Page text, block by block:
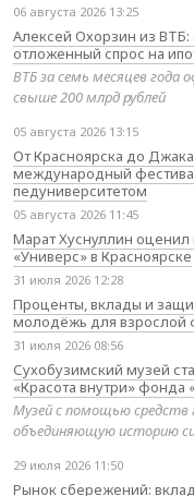
06 августа 2026 13:25
Алексей Охорзин из ВТБ:
отложенный спрос на
ВТБ за семь месяцев года
свыше 200 млрд рублей
05 августа 2026 13:15
От Красноярска до
международный
педуниверситетом
05 августа 2026 11:45
Марат Хуснуллин
«Универс» в Красноярске
31 июля 2026 12:28
Проценты, вклады и
молодёжь для взрослой
31 июля 2026 08:56
Сухобузимский музей
«Красота внутри» фонда
Музей с помощью средств
объединяющую историю
29 июля 2026 11:50
Рынок сбережений: